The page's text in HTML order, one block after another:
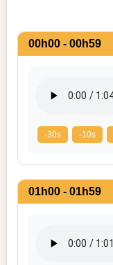
00h00 - 00h59
-30s -10s
01h00 - 01h59